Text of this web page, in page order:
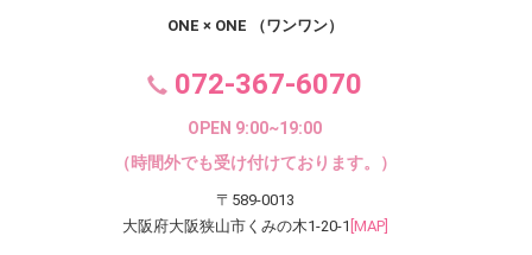
ONE × ONE （ワンワン）
072-367-6070
OPEN 9:00~19:00
（時間外でも受け付けております。）
〒589-0013
大阪府大阪狭山市くみの木1-20-1 [MAP]